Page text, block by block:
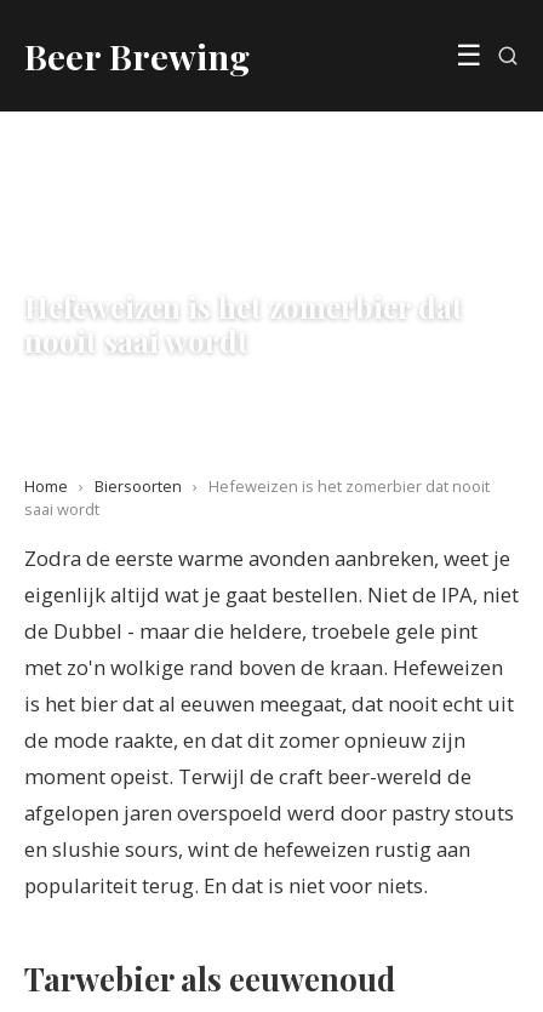
Beer Brewing ☰
Hefeweizen is het zomerbier dat
nooit saai wordt
Home › Biersoorten ›
Hefeweizen is het zomerbier dat nooit
saai wordt
Zodra de eerste warme avonden aanbreken, weet je
eigenlijk altijd wat je gaat bestellen. Niet de IPA, niet
de Dubbel - maar die heldere, troebele gele pint
met zo'n wolkige rand boven de kraan. Hefeweizen
is het bier dat al eeuwen meegaat, dat nooit echt uit
de mode raakte, en dat dit zomer opnieuw zijn
moment opeist. Terwijl de craft beer-wereld de
afgelopen jaren overspoeld werd door pastry stouts
en slushie sours, wint de hefeweizen rustig aan
populariteit terug. En dat is niet voor niets.
Tarwebier als eeuwenoud